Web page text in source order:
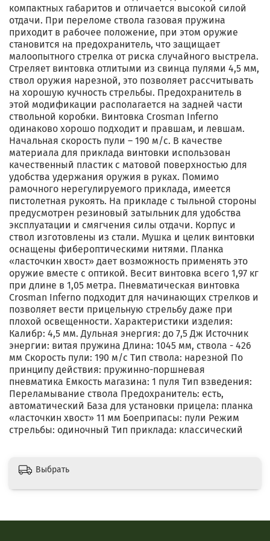
компактных габаритов и отличается высокой силой
отдачи. При переломе ствола газовая пружина
приходит в рабочее положение, при этом оружие
становится на предохранитель, что защищает
малоопытного стрелка от риска случайного выстрела.
Стреляет винтовка отлитыми из свинца пулями 4,5 мм,
ствол оружия нарезной, это позволяет рассчитывать
на хорошую кучность стрельбы. Предохранитель в
этой модификации располагается на задней части
ствольной коробки. Винтовка Crosman Inferno
одинаково хорошо подходит и правшам, и левшам.
Начальная скорость пули – 190 м/с. В качестве
материала для приклада винтовки использован
качественный пластик с матовой поверхностью для
удобства удержания оружия в руках. Помимо
рамочного нерегулируемого приклада, имеется
пистолетная рукоять. На прикладе с тыльной стороны
предусмотрен резиновый затыльник для удобства
эксплуатации и смягчения силы отдачи. Корпус и
ствол изготовлены из стали. Мушка и целик винтовки
оснащены фибероптическими нитями. Планка
«ласточкин хвост» дает возможность применять это
оружие вместе с оптикой. Весит винтовка всего 1,97 кг
при длине в 1,05 метра. Пневматическая винтовка
Crosman Inferno подходит для начинающих стрелков и
позволяет вести прицельную стрельбу даже при
плохой освещенности. Характеристики изделия:
Калибр: 4,5 мм. Дульная энергия: до 7,5 Дж Источник
энергии: витая пружина Длина: 1045 мм, ствола - 426
мм Скорость пули: 190 м/с Тип ствола: нарезной По
принципу действия: пружинно-поршневая
пневматика Емкость магазина: 1 пуля Тип взведения:
Переламывание ствола Предохранитель: есть,
автоматический База для установки прицела: планка
«ласточкин хвост» 11 мм Боеприпасы: пули Режим
стрельбы: одиночный Тип приклада: классический
Выбрать